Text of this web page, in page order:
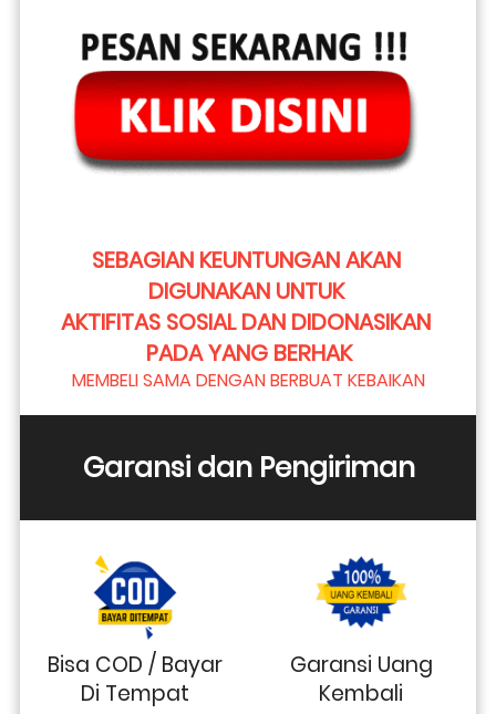
SEBAGIAN KEUNTUNGAN AKAN
DIGUNAKAN UNTUK
AKTIFITAS SOSIAL DAN DIDONASIKAN
PADA YANG BERHAK
MEMBELI SAMA DENGAN BERBUAT KEBAIKAN
Garansi dan Pengiriman
Bisa COD / Bayar
Di Tempat
Garansi Uang
Kembali